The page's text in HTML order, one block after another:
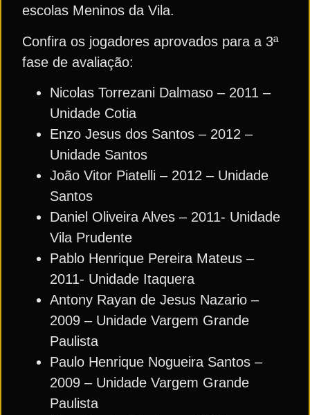
escolas Meninos da Vila.
Confira os jogadores aprovados para a 3ª
fase de avaliação:
Nicolas Torrezani Dalmaso – 2011 –
Unidade Cotia
Enzo Jesus dos Santos – 2012 –
Unidade Santos
João Vitor Piatelli – 2012 – Unidade
Santos
Daniel Oliveira Alves – 2011- Unidade
Vila Prudente
Pablo Henrique Pereira Mateus –
2011- Unidade Itaquera
Antony Rayan de Jesus Nazario –
2009 – Unidade Vargem Grande
Paulista
Paulo Henrique Nogueira Santos –
2009 – Unidade Vargem Grande
Paulista